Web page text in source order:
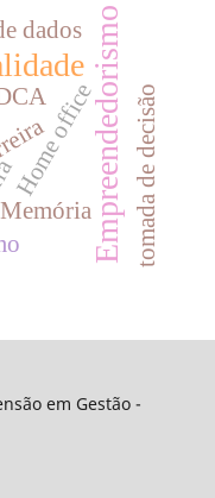
Empreendedorismo
Memória
dados
tomada de decisão
Home office
em Gestão -